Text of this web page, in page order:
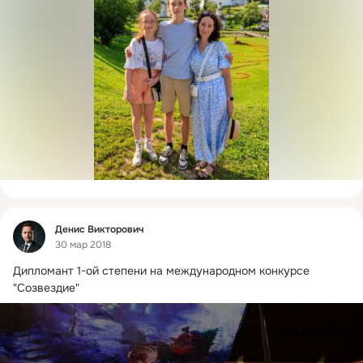
Фид
Денис Викторович
30 мар 2018
Дипломант 1-ой степени на международном конкурсе
"Созвездие"